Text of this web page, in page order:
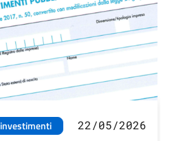
investimenti
22/05/2026